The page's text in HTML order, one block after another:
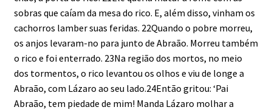
sobras que caíam da mesa do rico. E, além disso, vinham os
cachorros lamber suas feridas. 22Quando o pobre morreu,
os anjos levaram-no para junto de Abraão. Morreu também
o rico e foi enterrado. 23Na região dos mortos, no meio
dos tormentos, o rico levantou os olhos e viu de longe a
Abraão, com Lázaro ao seu lado.24Então gritou: ‘Pai
Abraão, tem piedade de mim! Manda Lázaro molhar a